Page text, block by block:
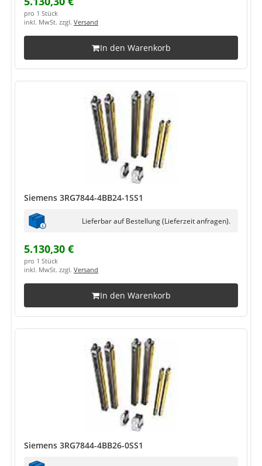
pro 1 Stück
inkl. MwSt. zzgl. Versand
In den Warenkorb
Siemens 3RG7844-4BB24-1SS1
Lieferbar auf Bestellung (Lieferzeit anfragen).
5.130,30 €
pro 1 Stück
inkl. MwSt. zzgl. Versand
In den Warenkorb
Siemens 3RG7844-4BB26-0SS1